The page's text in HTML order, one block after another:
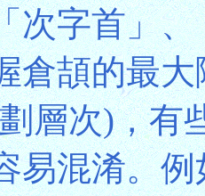
次字首」
倉頡的最
層次)，有
易混淆。